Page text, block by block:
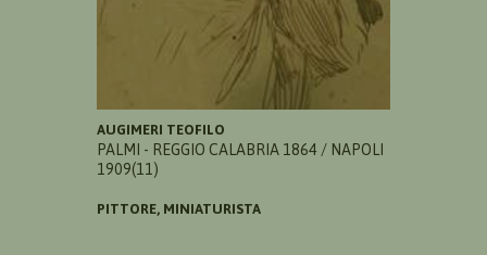
AUGIMERI TEOFILO
PALMI - REGGIO CALABRIA 1864 / NAPOLI
1909(11)
PITTORE, MINIATURISTA